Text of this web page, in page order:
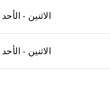
الاثنين - الأحد 07:00 - 11:00
الاثنين - الأحد 18:00 - 21:00